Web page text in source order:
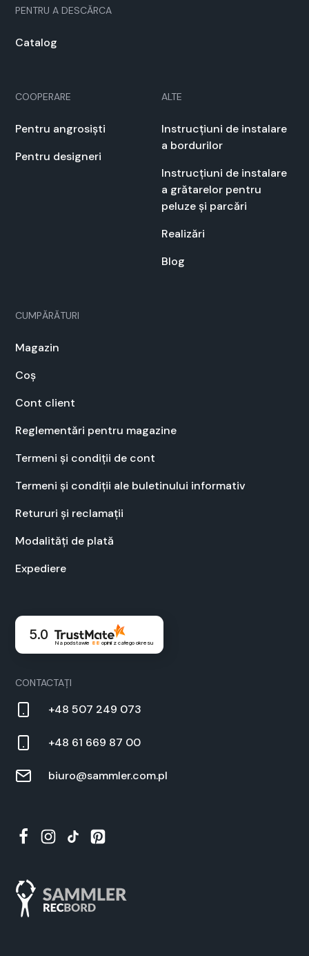
PEN­TRU A DESCĂR­CA
Cat­a­log
COOPERARE
Pen­tru angrosiști
Pen­tru designeri
ALTE
Instrucți­u­ni de insta­lare
a bor­durilor
Instrucți­u­ni de insta­lare
a grătarelor pen­tru
peluze și par­cări
Real­izări
Blog
CUMPĂRĂTURI
Mag­a­zin
Coș
Cont client
Regle­men­tări pen­tru mag­a­zine
Ter­meni și condiții de cont
Ter­meni și condiții ale bulet­inu­lui infor­ma­tiv
Retu­ruri și recla­mații
Modal­ități de plată
Expe­diere
5.0
Na podstawie 88 opinii z całego okresu
CON­TAC­TAȚI
+48 507 249 073
+48 61 669 87 00
biuro@sammler.com.pl